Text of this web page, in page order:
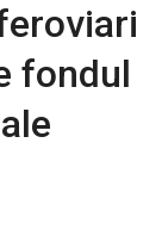
fondul